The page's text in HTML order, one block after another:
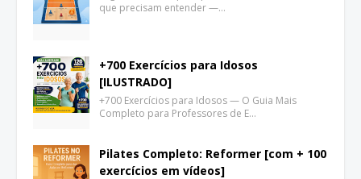
que precisam entender —…
+700 Exercícios para Idosos
[ILUSTRADO]
+700 Exercícios para Idosos — O Guia Mais
Completo para Professores de E…
Pilates Completo: Reformer [com + 100
exercícios em vídeos]